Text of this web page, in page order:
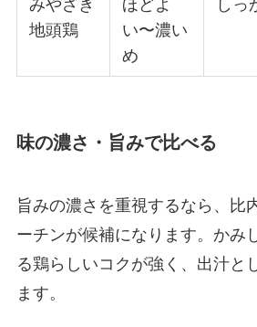
みやざき
地頭鶏
ほどよ
い〜濃い
め
しっ
味の濃さ・旨みで比べる
旨みの濃さを重視するなら、比
ーチンが候補になります。かみ
る鶏らしいコクが強く、出汁と
ます。